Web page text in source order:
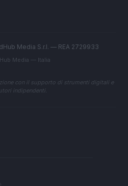
Media S.r.l. — REA 2729933
Media — Italia
con il supporto di strumenti digitali e
indipendenti.